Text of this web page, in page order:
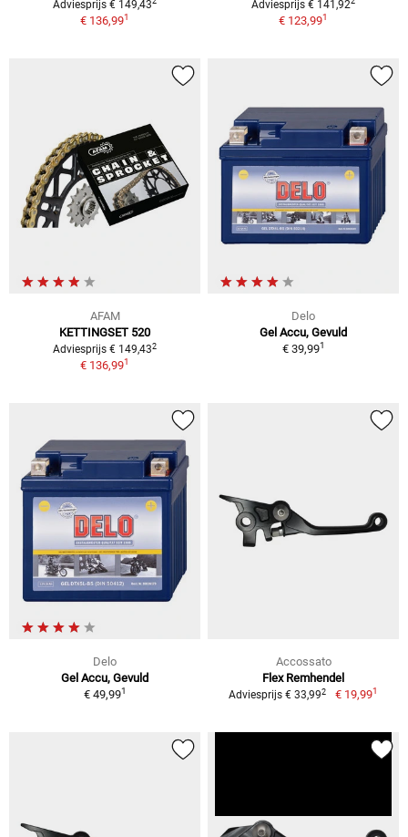
Adviesprijs € 149,43
€ 136,991
Adviesprijs € 141,92
€ 123,991
AFAM
KETTINGSET 520
Adviesprijs € 149,432
€ 136,991
Delo
Gel Accu, Gevuld
€ 39,991
Delo
Gel Accu, Gevuld
€ 49,991
Accossato
Flex Remhendel
Adviesprijs € 33,992 € 19,991